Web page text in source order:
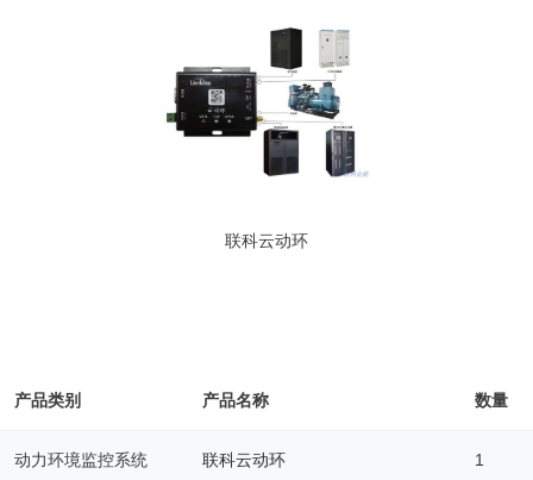
联科云动环
产品类别 产品名称 数量
动力环境监控系统 联科云动环 1